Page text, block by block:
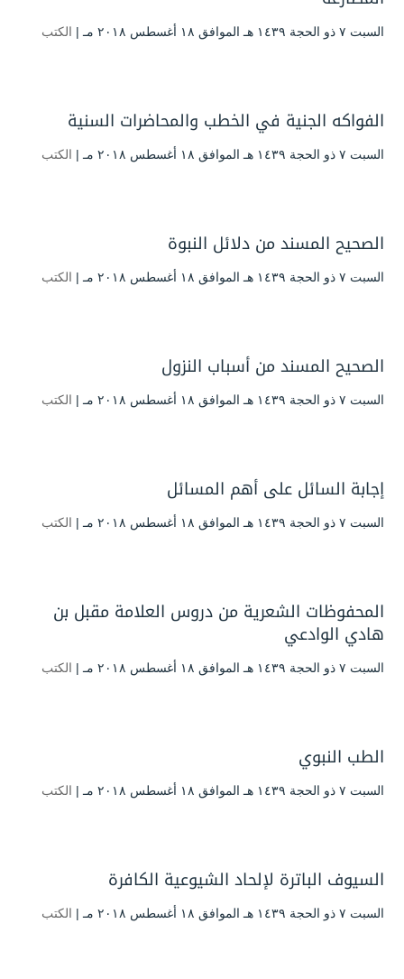
السبت ۷ ذو الحجة ۱٤۳۹ هـ الموافق ۱۸ أغسطس ۲۰۱۸ مـ | الكتب
الفواكه الجنية في الخطب والمحاضرات السنية
السبت ۷ ذو الحجة ۱٤۳۹ هـ الموافق ۱۸ أغسطس ۲۰۱۸ مـ | الكتب
الصحيح المسند من دلائل النبوة
السبت ۷ ذو الحجة ۱٤۳۹ هـ الموافق ۱۸ أغسطس ۲۰۱۸ مـ | الكتب
الصحيح المسند من أسباب النزول
السبت ۷ ذو الحجة ۱٤۳۹ هـ الموافق ۱۸ أغسطس ۲۰۱۸ مـ | الكتب
إجابة السائل على أهم المسائل
السبت ۷ ذو الحجة ۱٤۳۹ هـ الموافق ۱۸ أغسطس ۲۰۱۸ مـ | الكتب
المحفوظات الشعرية من دروس العلامة مقبل بن
هادي الوادعي
السبت ۷ ذو الحجة ۱٤۳۹ هـ الموافق ۱۸ أغسطس ۲۰۱۸ مـ | الكتب
الطب النبوي
السبت ۷ ذو الحجة ۱٤۳۹ هـ الموافق ۱۸ أغسطس ۲۰۱۸ مـ | الكتب
السيوف الباترة لإلحاد الشيوعية الكافرة
السبت ۷ ذو الحجة ۱٤۳۹ هـ الموافق ۱۸ أغسطس ۲۰۱۸ مـ | الكتب